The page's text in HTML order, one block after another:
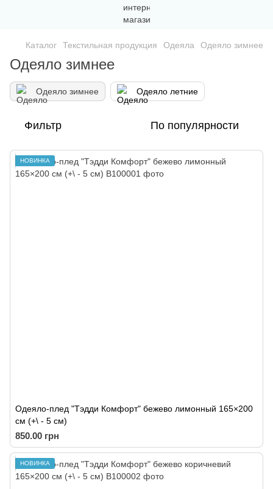
Каталог Текстильная продукция Одеяла Одеяло зимнее
Одеяло зимнее
Одеяло зимнее Одеяло летние
Фильтр По популярности
НОВИНКА
Одеяло-плед "Тэдди Комфорт" бежево лимонный 165×200
см (+\ - 5 cм)
850.00 грн
НОВИНКА